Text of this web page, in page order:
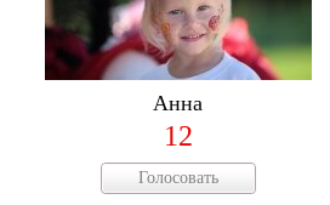
Анна
12
Голосовать